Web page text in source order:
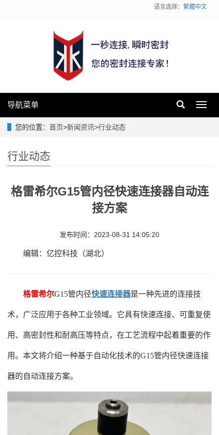
语言选择： 繁體中文
导航菜单
您的位置： 首页>新闻资讯>行业动态
行业动态
格雷希尔G15管内径快速连接器自动连
接方案
发布时间：2023-08-31 14:05:20
编辑：亿控科技（湖北）
格雷希尔G15管内径快速连接器是一种先进的连接技
术，广泛应用于各种工业领域。它具有快速连接、可重复使
用、高密封性和耐高压等特点，在工艺流程中起着重要的作
用。本文将介绍一种基于自动化技术的G15管内径快速连接
器的自动连接方案。